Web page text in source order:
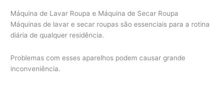
Máquina de Lavar Roupa e Máquina de Secar Roupa
Máquinas de lavar e secar roupas são essenciais para a rotina
diária de qualquer residência.
Problemas com esses aparelhos podem causar grande
inconveniência.